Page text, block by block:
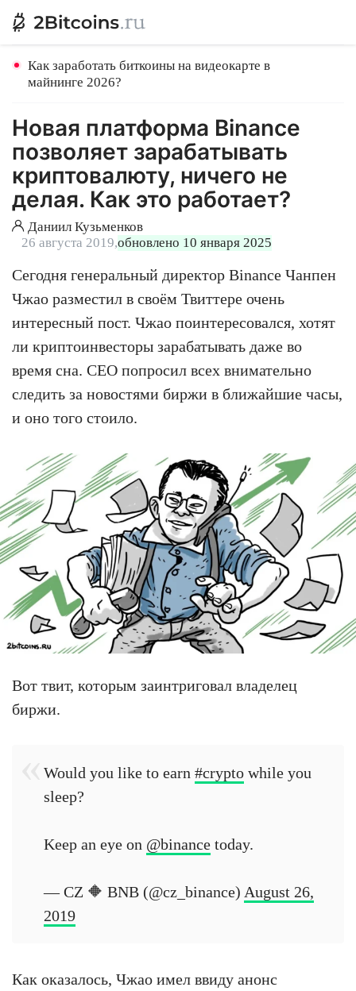
Как заработать биткоины на видеокарте в
майнинге 2026?
Новая платформа Binance
позволяет зарабатывать
криптовалюту, ничего не
делая. Как это работает?
Даниил Кузьменков
26 августа 2019,обновлено 10 января 2025
Сегодня генеральный директор Binance Чанпен
Чжао разместил в своём Твиттере очень
интересный пост. Чжао поинтересовался, хотят
ли криптоинвесторы зарабатывать даже во
время сна. CEO попросил всех внимательно
следить за новостями биржи в ближайшие часы,
и оно того стоило.
Вот твит, которым заинтриговал владелец
биржи.
Would you like to earn #crypto while you
sleep?
Keep an eye on @binance today.
— CZ 🔶 BNB (@cz_binance) August 26,
2019
Как оказалось, Чжао имел ввиду анонс